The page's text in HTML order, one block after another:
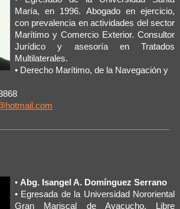
María, en 1996. Abogado en ejercicio,
con prevalencia en actividades del sector
Marítimo y Comercio Exterior. Consultor
Jurídico y asesoría en Tratados
Multilaterales.
• Derecho Marítimo, de la Navegación y
• Abg. Isangel A. Domínguez Serrano
• Egresada de la Universidad Nororiental
Gran Mariscal de Ayacucho. Libre